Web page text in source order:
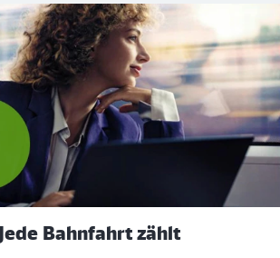
Themen für Sie
Bahnfahrt zählt